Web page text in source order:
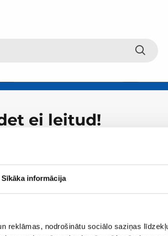
Sīkāka informācija
reklāmas, nodrošinātu sociālo saziņas
ei leitud!
Ostlemine